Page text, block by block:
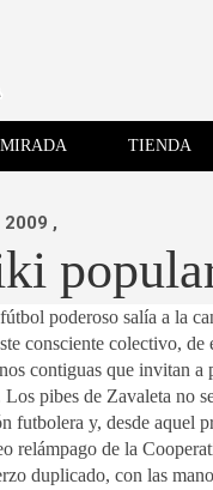
brazo literario del
TIENDA
2009 ,
poderoso salía a la
consciente colectivo,
contiguas que invitan a
pibes de Zavaleta no
futbolera y, desde aquel
relámpago de la
duplicado, con las